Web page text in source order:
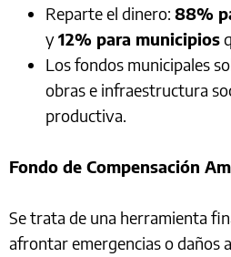
Reparte el dinero: 88%
y12% para municipios
Los fondos municipales
obras e infraestructura
productiva.
Fondo de Compensación
Se trata de una herramienta
afrontar emergencias o daños